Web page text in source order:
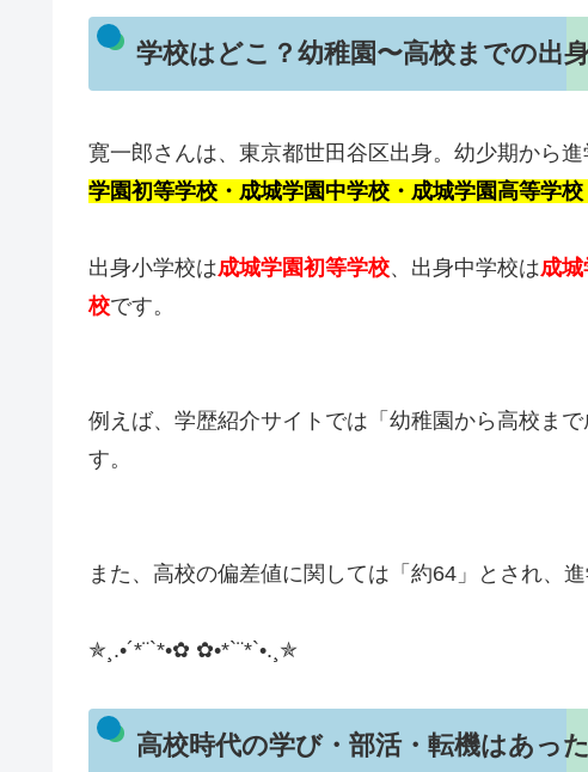
学校はどこ？幼稚園〜高校までの出
寛一郎さんは、東京都世田谷区出身。幼少期から進
学園初等学校・成城学園中学校・成城学園高等学
出身小学校は成城学園初等学校、出身中学校は成
校です。
例えば、学歴紹介サイトでは「幼稚園から高校ま
す。
また、高校の偏差値に関しては「約64」とされ、
✯¸.•´*¨`*•✿ ✿•*`¨*`•.¸✯
高校時代の学び・部活・転機はあっ